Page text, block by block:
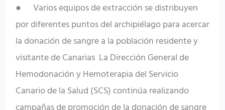
● Varios equipos de extracción se distribuyen
por diferentes puntos del archipiélago para acercar
la donación de sangre a la población residente y
visitante de Canarias La Dirección General de
Hemodonación y Hemoterapia del Servicio
Canario de la Salud (SCS) continúa realizando
las
reservas
durante
el
verano